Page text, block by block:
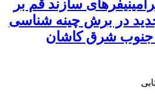
سازند قم بر
در برش چینه شناسی
جنوب شرق کاشان